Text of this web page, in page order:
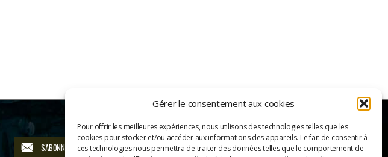
Gérer le consentement aux cookies
Pour offrir les meilleures expériences, nous utilisons des technologies telles que les
cookies pour stocker et/ou accéder aux informations des appareils. Le fait de consentir à
ces technologies nous permettra de traiter des données telles que le comportement de
S'ABONNER À LA NEWSLETTER